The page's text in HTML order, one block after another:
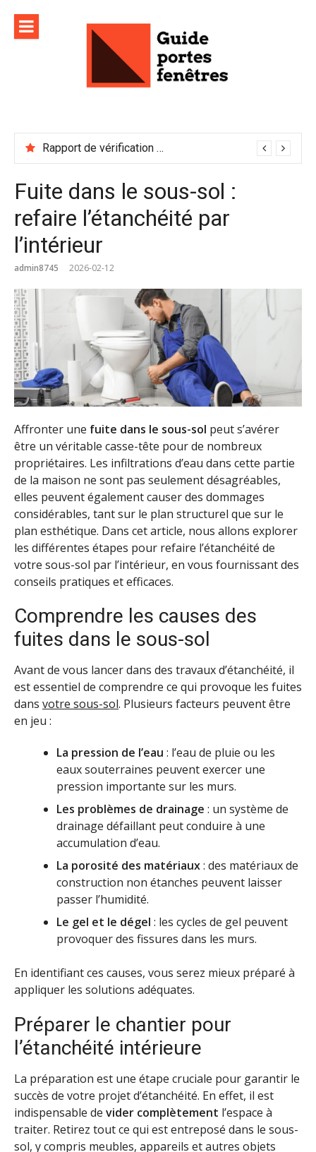
contenu
Rapport de vérification sécurité : à conserver précieusement
Fuite dans le sous-sol :
refaire l’étanchéité par
l’intérieur
admin8745 2026-02-12
Affronter une fuite dans le sous-sol peut s’avérer
être un véritable casse-tête pour de nombreux
propriétaires. Les infiltrations d’eau dans cette partie
de la maison ne sont pas seulement désagréables,
elles peuvent également causer des dommages
considérables, tant sur le plan structurel que sur le
plan esthétique. Dans cet article, nous allons explorer
les différentes étapes pour refaire l’étanchéité de
votre sous-sol par l’intérieur, en vous fournissant des
conseils pratiques et efficaces.
Comprendre les causes des
fuites dans le sous-sol
Avant de vous lancer dans des travaux d’étanchéité, il
est essentiel de comprendre ce qui provoque les fuites
dans votre sous-sol. Plusieurs facteurs peuvent être
en jeu :
La pression de l’eau : l’eau de pluie ou les
eaux souterraines peuvent exercer une
pression importante sur les murs.
Les problèmes de drainage : un système de
drainage défaillant peut conduire à une
accumulation d’eau.
La porosité des matériaux: des matériaux de
construction non étanches peuvent laisser
passer l’humidité.
Le gel et le dégel : les cycles de gel peuvent
provoquer des fissures dans les murs.
En identifiant ces causes, vous serez mieux préparé à
appliquer les solutions adéquates.
Préparer le chantier pour
l’étanchéité intérieure
La préparation est une étape cruciale pour garantir le
succès de votre projet d’étanchéité. En effet, il est
indispensable de vider complètement l’espace à
traiter. Retirez tout ce qui est entreposé dans le sous-
sol, y compris meubles, appareils et autres objets